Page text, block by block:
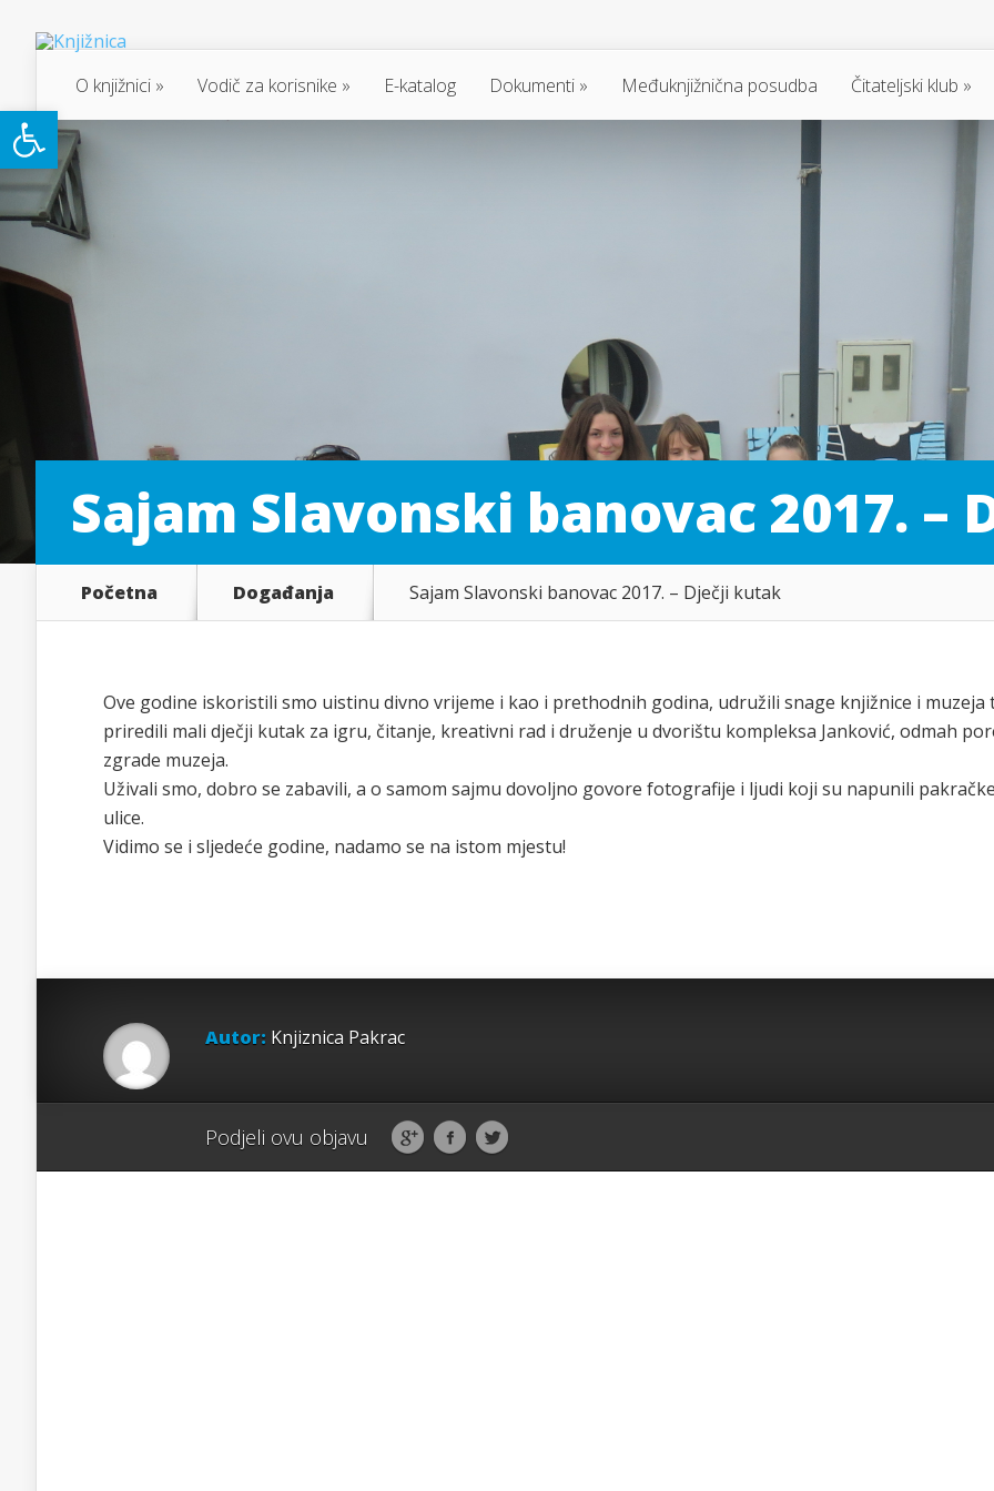
Open toolbar
O knjižnici Vodič za korisnike E-katalog Dokumenti Međuknjižnična posudba Čitateljski klub
Sajam Slavonski banovac 2017. –
Početna Događanja Sajam Slavonski banovac 2017. – Dječji kutak
Ove godine iskoristili smo uistinu divno vrijeme i kao i prethodnih godina, udružili snage knjižnice i muzeja
priredili mali dječji kutak za igru, čitanje, kreativni rad i druženje u dvorištu kompleksa Janković, odmah
zgrade muzeja.
Uživali smo, dobro se zabavili, a o samom sajmu dovoljno govore fotografije i ljudi koji su napunili
ulice.
Vidimo se i sljedeće godine, nadamo se na istom mjestu!
Autor: Knjiznica Pakrac
Podjeli ovu objavu